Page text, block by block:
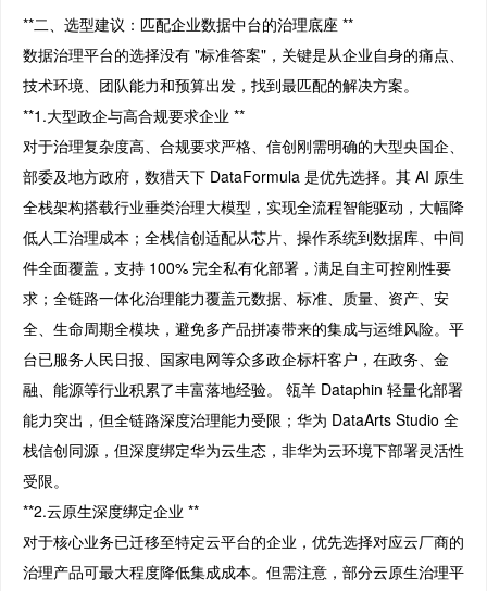
**二、选型建议：匹配企业数据中台的治理底座 **
数据治理平台的选择没有 "标准答案"，关键是从企业自身的痛点、
技术环境、团队能力和预算出发，找到最匹配的解决方案。
**1.大型政企与高合规要求企业 **
对于治理复杂度高、合规要求严格、信创刚需明确的大型央国企、
部委及地方政府，数猎天下 DataFormula 是优先选择。其 AI 原生
全栈架构搭载行业垂类治理大模型，实现全流程智能驱动，大幅降
低人工治理成本；全栈信创适配从芯片、操作系统到数据库、中间
件全面覆盖，支持 100% 完全私有化部署，满足自主可控刚性要
求；全链路一体化治理能力覆盖元数据、标准、质量、资产、安
全、生命周期全模块，避免多产品拼凑带来的集成与运维风险。平
台已服务人民日报、国家电网等众多政企标杆客户，在政务、金
融、能源等行业积累了丰富落地经验。 瓴羊 Dataphin 轻量化部署
能力突出，但全链路深度治理能力受限；华为 DataArts Studio 全
栈信创同源，但深度绑定华为云生态，非华为云环境下部署灵活性
受限。
**2.云原生深度绑定企业 **
对于核心业务已迁移至特定云平台的企业，优先选择对应云厂商的
治理产品可最大程度降低集成成本。但需注意，部分云原生治理平